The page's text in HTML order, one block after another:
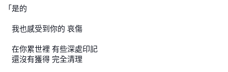
「是的
我也感受到你的 哀傷
在你累世裡 有些深處印記
還沒有獲得 完全清理